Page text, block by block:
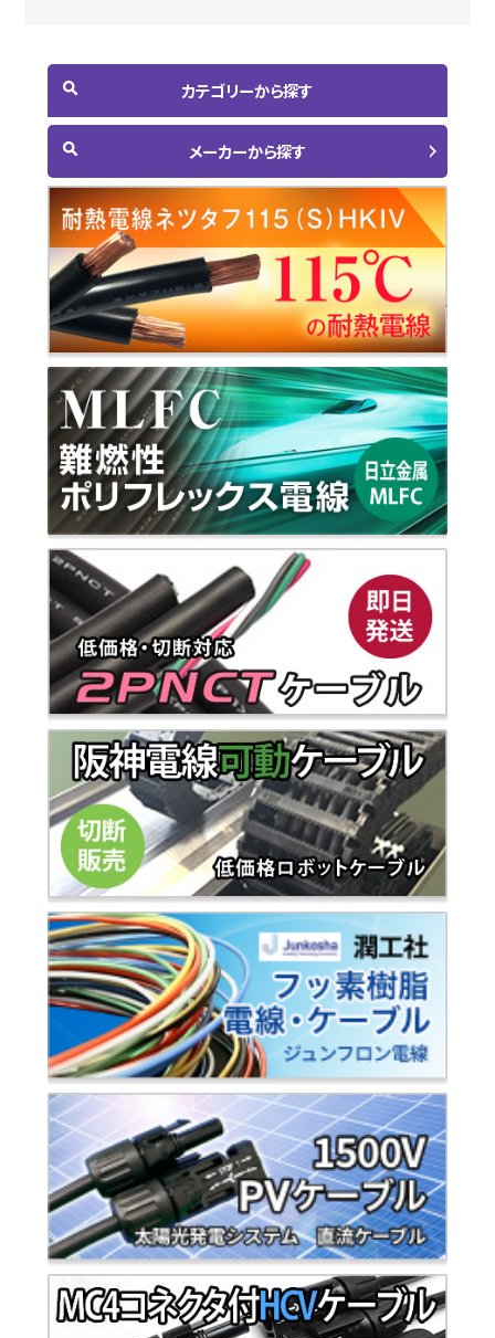
カテゴリーから探す
メーカーから探す